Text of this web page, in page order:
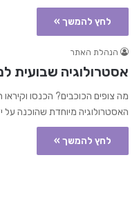
לחץ להמשך »
הנהלת האתר
אסטרולוגיה שבועית למזלות
מה צופים הכוכבים? הכנסו וקיראו
האסטרולוגיה מיוחדת שהוכנה על
לחץ להמשך »